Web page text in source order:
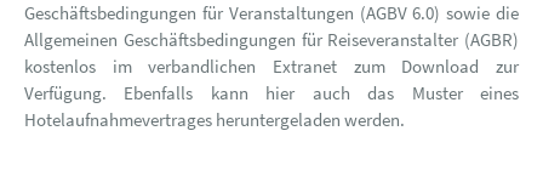
Geschäftsbedingungen für Veranstaltungen (AGBV 6.0) sowie die
Allgemeinen Geschäftsbedingungen für Reiseveranstalter (AGBR)
kostenlos im verbandlichen Extranet zum Download zur
Verfügung. Ebenfalls kann hier auch das Muster eines
Hotelaufnahmevertrages heruntergeladen werden.